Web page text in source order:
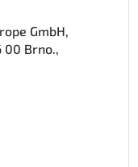
GmbH,
00 Brno.,